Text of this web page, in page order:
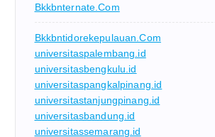
Bkkbnternate.com
Bkkbntidorekepulauan.com
universitaspalembang.id
universitasbengkulu.id
universitaspangkalpinang.id
universitastanjungpinang.id
universitasbandung.id
universitassemarang.id